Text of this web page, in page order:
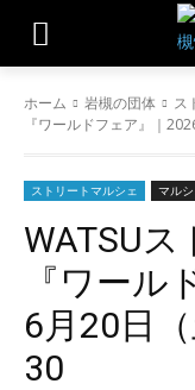
ホーム 岩槻の団体 ス
『ワールドフェア』｜
ストリートマルシェ マル
WATSU
『ワール
6月20日
30